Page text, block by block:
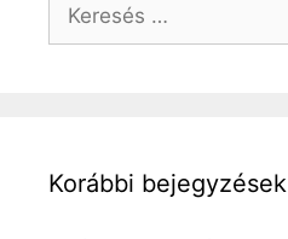
Korábbi bejegyzések